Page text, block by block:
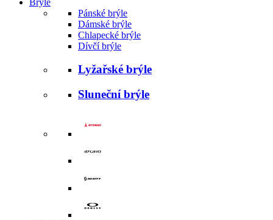
Pánské brýle
Dámské brýle
Chlapecké brýle
Dívčí brýle
Lyžařské brýle
Sluneční brýle